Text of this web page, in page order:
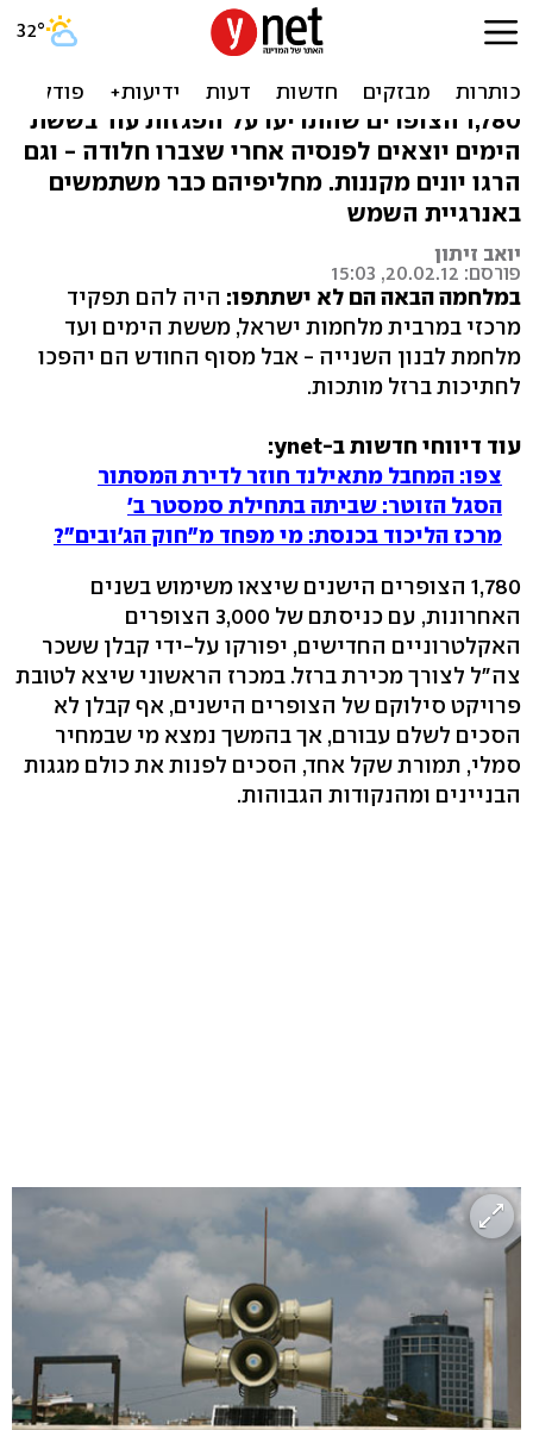
שקל אחד, וכל הצופרים
הישנים יורדים מהגגות
1,780 הצופרים שהתריעו על הפגזות עוד בששת
הימים יוצאים לפנסיה אחרי שצברו חלודה - וגם
הרגו יונים מקננות. מחליפיהם כבר משתמשים
באנרגיית השמש
יואב זיתון
פורסם: 20.02.12, 15:03
במלחמה הבאה הם לא ישתתפו: היה להם תפקיד
מרכזי במרבית מלחמות ישראל, מששת הימים ועד
מלחמת לבנון השנייה - אבל מסוף החודש הם יהפכו
לחתיכות ברזל מותכות.
עוד דיווחי חדשות ב-ynet:
צפו: המחבל מתאילנד חוזר לדירת המסתור
הסגל הזוטר: שביתה בתחילת סמסטר ב'
מרכז הליכוד בכנסת: מי מפחד מ"חוק הג'ובים"?
1,780 הצופרים הישנים שיצאו משימוש בשנים
האחרונות, עם כניסתם של 3,000 הצופרים
האקלטרוניים החדישים, יפורקו על-ידי קבלן ששכר
צה"ל לצורך מכירת ברזל. במכרז הראשוני שיצא לטובת
פרויקט סילוקם של הצופרים הישנים, אף קבלן לא
הסכים לשלם עבורם, אך בהמשך נמצא מי שבמחיר
סמלי, תמורת שקל אחד, הסכים לפנות את כולם מגגות
הבניינים ומהנקודות הגבוהות.